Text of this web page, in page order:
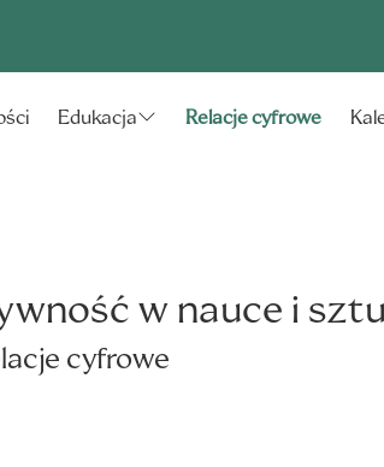
Edukacja Relacje cyfrowe
w nauce i
cyfrowe